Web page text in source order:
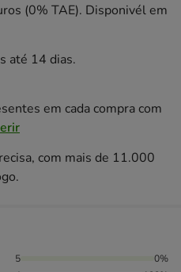
(0% TAE). Disponivél em
até 14 dias.
em cada compra com
com mais de 11.000
com 4 estrelas,
5
0%